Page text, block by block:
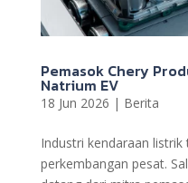
Pemasok Chery
Natrium EV
18 Jun 2026 | Berita
Industri kendaraan
perkembangan pesat.